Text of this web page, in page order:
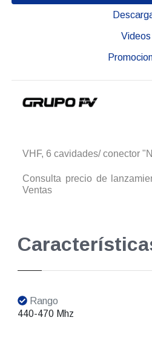
Videos
VHF, 6 cavidades/ conector
Consulta precio de
Ventas
Rango
440-470 Mhz